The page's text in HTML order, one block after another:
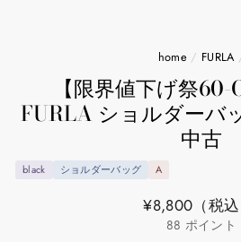
home / FURLA
【限界値下げ祭
FURLA ショルダーバ
中古
black ショルダーバッグ A
通
¥8,800 （税込
88 ポイント